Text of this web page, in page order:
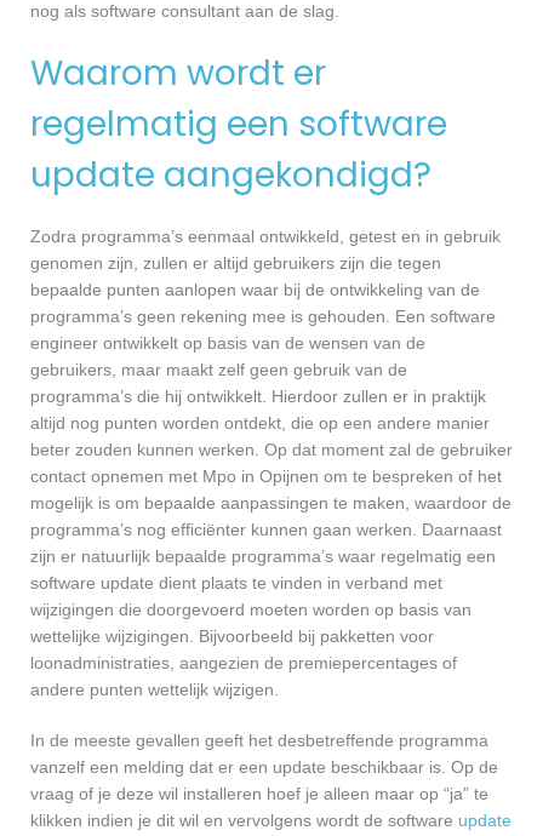
nog als software consultant aan de slag.
Waarom wordt er
regelmatig een software
update aangekondigd?
Zodra programma’s eenmaal ontwikkeld, getest en in gebruik
genomen zijn, zullen er altijd gebruikers zijn die tegen
bepaalde punten aanlopen waar bij de ontwikkeling van de
programma’s geen rekening mee is gehouden. Een software
engineer ontwikkelt op basis van de wensen van de
gebruikers, maar maakt zelf geen gebruik van de
programma’s die hij ontwikkelt. Hierdoor zullen er in praktijk
altijd nog punten worden ontdekt, die op een andere manier
beter zouden kunnen werken. Op dat moment zal de gebruiker
contact opnemen met Mpo in Opijnen om te bespreken of het
mogelijk is om bepaalde aanpassingen te maken, waardoor de
programma’s nog efficiënter kunnen gaan werken. Daarnaast
zijn er natuurlijk bepaalde programma’s waar regelmatig een
software update dient plaats te vinden in verband met
wijzigingen die doorgevoerd moeten worden op basis van
wettelijke wijzigingen. Bijvoorbeeld bij pakketten voor
loonadministraties, aangezien de premiepercentages of
andere punten wettelijk wijzigen.
In de meeste gevallen geeft het desbetreffende programma
vanzelf een melding dat er een update beschikbaar is. Op de
vraag of je deze wil installeren hoef je alleen maar op “ja” te
klikken indien je dit wil en vervolgens wordt de software update